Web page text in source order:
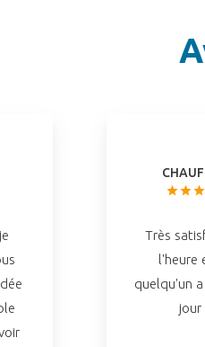
Très
l'heure
quelqu'un
jour